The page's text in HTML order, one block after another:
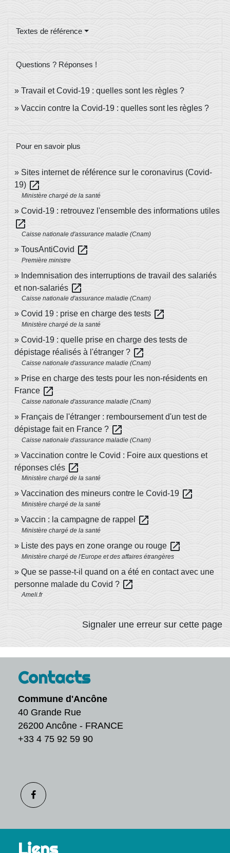
Textes de référence
Questions ? Réponses !
Travail et Covid-19 : quelles sont les règles ?
Vaccin contre la Covid-19 : quelles sont les règles ?
Pour en savoir plus
Sites internet de référence sur le coronavirus (Covid-
19) open_in_new
Ministère chargé de la santé
Covid-19 : retrouvez l'ensemble des informations utiles
open_in_new
Caisse nationale d'assurance maladie (Cnam)
TousAntiCovid open_in_new
Première ministre
Indemnisation des interruptions de travail des salariés
et non-salariés open_in_new
Caisse nationale d'assurance maladie (Cnam)
Covid 19 : prise en charge des tests open_in_new
Ministère chargé de la santé
Covid-19 : quelle prise en charge des tests de
dépistage réalisés à l'étranger ? open_in_new
Caisse nationale d'assurance maladie (Cnam)
Prise en charge des tests pour les non-résidents en
France open_in_new
Caisse nationale d'assurance maladie (Cnam)
Français de l'étranger : remboursement d'un test de
dépistage fait en France ? open_in_new
Caisse nationale d'assurance maladie (Cnam)
Vaccination contre le Covid : Foire aux questions et
réponses clés open_in_new
Ministère chargé de la santé
Vaccination des mineurs contre le Covid-19 open_in_new
Ministère chargé de la santé
Vaccin : la campagne de rappel open_in_new
Ministère chargé de la santé
Liste des pays en zone orange ou rouge open_in_new
Ministère chargé de l'Europe et des affaires étrangères
Que se passe-t-il quand on a été en contact avec une
personne malade du Covid ? open_in_new
Ameli.fr
Signaler une erreur sur cette page
Contacts
Commune d'Ancône
40 Grande Rue
26200 Ancône - FRANCE
+33 4 75 92 59 90